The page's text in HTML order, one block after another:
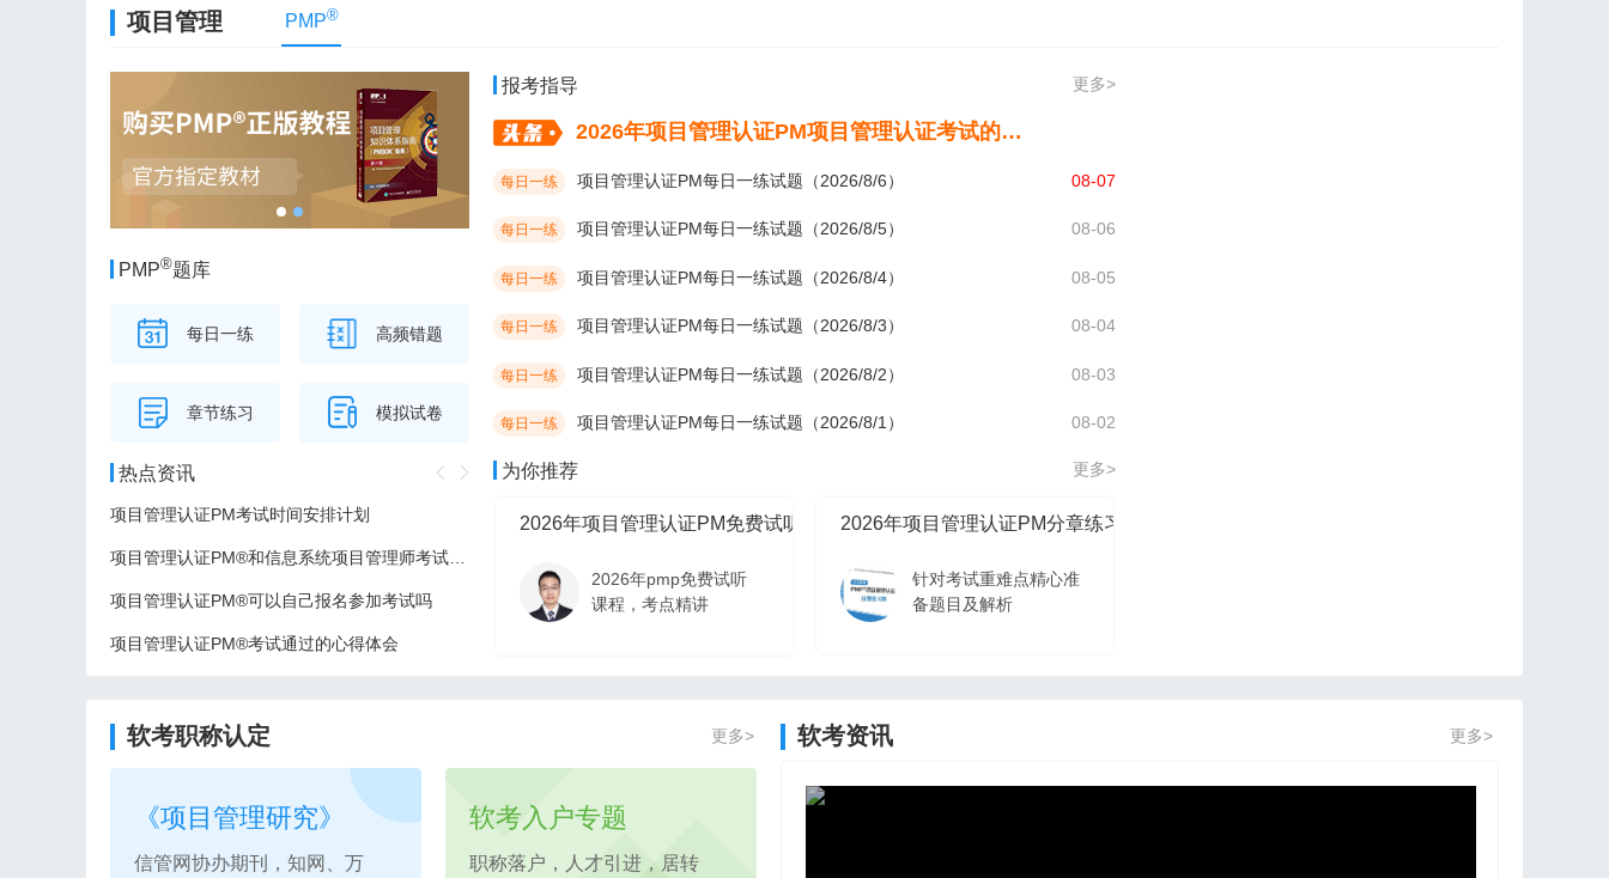
项目管理 PMP®
PMP®题库
每日一练 高频错题
章节练习 模拟试卷
热点资讯
项目管理认证PM考试时间安排计划
项目管理认证PM®和信息系统项目管理师考试的区别
项目管理认证PM®可以自己报名参加考试吗
项目管理认证PM®考试通过的心得体会
报考指导 更多>
2026年项目管理认证PM项目管理认证考试的流程（从报名到拿证）
每日一练 项目管理认证PM每日一练试题（2026/8/6） 08-07
每日一练 项目管理认证PM每日一练试题（2026/8/5） 08-06
每日一练 项目管理认证PM每日一练试题（2026/8/4） 08-05
每日一练 项目管理认证PM每日一练试题（2026/8/3） 08-04
每日一练 项目管理认证PM每日一练试题（2026/8/2） 08-03
每日一练 项目管理认证PM每日一练试题（2026/8/1） 08-02
为你推荐 更多>
2026年项目管理认证PM免费试听课程
2026年pmp免费试听
课程，考点精讲
2026年项目管理认证PM分章练习册
针对考试重难点精心准
备题目及解析
2026年pmp免费试听
课程，考点精讲
软考职称认定 更多>
《项目管理研究》
信管网协办期刊，知网、万
软考入户专题
职称落户，人才引进，居转
软考资讯 更多>